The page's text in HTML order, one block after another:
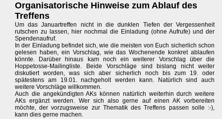
Organisatorische Hinweise zum Ablauf des
Treffens
Um das Januartreffen nicht in die dunklen Tiefen der Vergessenheit
rutschen zu lassen, hier nochmal die Einladung (ohne Aufrufe) und der
Spendenaufruf.
In der Einladung befindet sich, wie die meisten von Euch sicherlich schon
gelesen haben, ein Vorschlag, wie das Wochenende konkret ablaufen
könnte. Darüber hinaus kam noch ein weiterer Vorschlag über die
Hoppetosse-Mailingliste. Beide Vorschläge sind bislang nicht weiter
diskutiert worden, was sich aber sicherlich noch bis zum 19. oder
spätestens am 19.01. nachgeholt werden kann. Natürlich sind auch
weitere Vorschläge willkommen.
Auch die angekündigten AKs können natürlich weiterhin durch weitere
AKs ergänzt werden. Wer sich also gerne auf einen AK vorbereiten
möchte, der vorzugsweise zur Thematik des Treffens passen solle :-),
kann dies gerne machen.